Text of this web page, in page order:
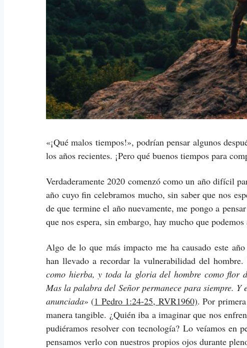
«¡Qué malos tiempos!», podrían pensar algunos
los años recientes. ¡Pero qué buenos tiempos para
Verdaderamente 2020 comenzó como un año difícil
año cuyo fin celebramos mucho, sin saber que nos
de que termine el año nuevamente, me pongo a
que nos espera, sin embargo, hay mucho que
Algo de lo que más impacto me ha causado este
han llevado a recordar la vulnerabilidad del
como hierba, y toda la gloria del hombre como flor
Mas la palabra del Señor permanece para siempre.
anunciada» (1 Pedro 1:24-25, RVR1960). Por
manera tangible. ¿Quién iba a imaginar que nos
pudiéramos resolver con tecnología? Lo veíamos en
pensamos verlo con nuestros propios ojos durante